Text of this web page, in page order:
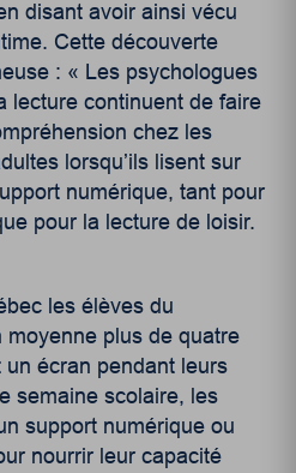
disant avoir ainsi vécu
Cette découverte
: « Les psychologues
lecture continuent de faire
chez les
lorsqu’ils lisent sur
numérique, tant pour
pour la lecture de loisir.
les élèves du
plus de quatre
écran pendant leurs
semaine scolaire, les
support numérique ou
nourrir leur capacité